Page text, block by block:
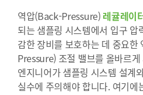
역압(Back-Pressure) 레귤레이
되는 샘플링 시스템에서 입구 압
감한 장비를 보호하는 데 중요
Pressure) 조절 밸브를 올바르
엔지니어가 샘플링 시스템 설계
실수에 주의해야 합니다. 여기에